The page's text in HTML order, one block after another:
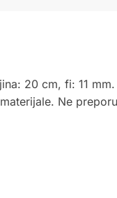
20 cm, fi: 11
Ne